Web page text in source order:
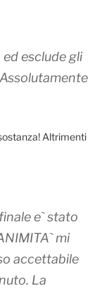
esclude gli
Altrimenti
e` stato
mi
accettabile
La